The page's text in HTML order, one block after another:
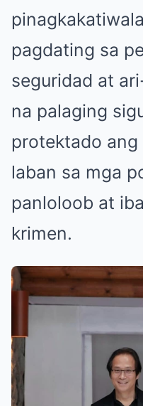
pagdating sa
seguridad at
na palaging
protektado
laban sa mga
panloloob at
krimen.